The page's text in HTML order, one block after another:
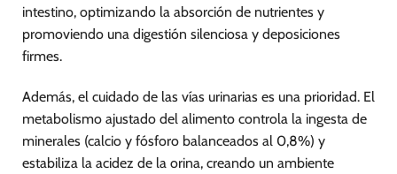
intestino, optimizando la absorción de nutrientes y
promoviendo una digestión silenciosa y deposiciones
firmes.
Además, el cuidado de las vías urinarias es una prioridad. El
metabolismo ajustado del alimento controla la ingesta de
minerales (calcio y fósforo balanceados al 0,8%) y
estabiliza la acidez de la orina, creando un ambiente